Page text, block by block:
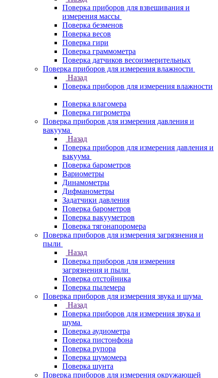
Поверка приборов для взвешивания и
измерения массы
Поверка безменов
Поверка весов
Поверка гири
Поверка граммометра
Поверка датчиков весоизмерительных
Поверка приборов для измерения влажности
Назад
Поверка приборов для измерения влажности
Поверка влагомера
Поверка гигрометра
Поверка приборов для измерения давления и
вакуума
Назад
Поверка приборов для измерения давления и
вакуума
Поверка барометров
Вариометры
Динамометры
Дифманометры
Задатчики давления
Поверка барометров
Поверка вакууметров
Поверка тягонапоромера
Поверка приборов для измерения загрязнения и
пыли
Назад
Поверка приборов для измерения
загрязнения и пыли
Поверка отстойника
Поверка пылемера
Поверка приборов для измерения звука и шума
Назад
Поверка приборов для измерения звука и
шума
Поверка аудиометра
Поверка пистонфона
Поверка рупора
Поверка шумомера
Поверка шунта
Поверка приборов для измерения окружающей